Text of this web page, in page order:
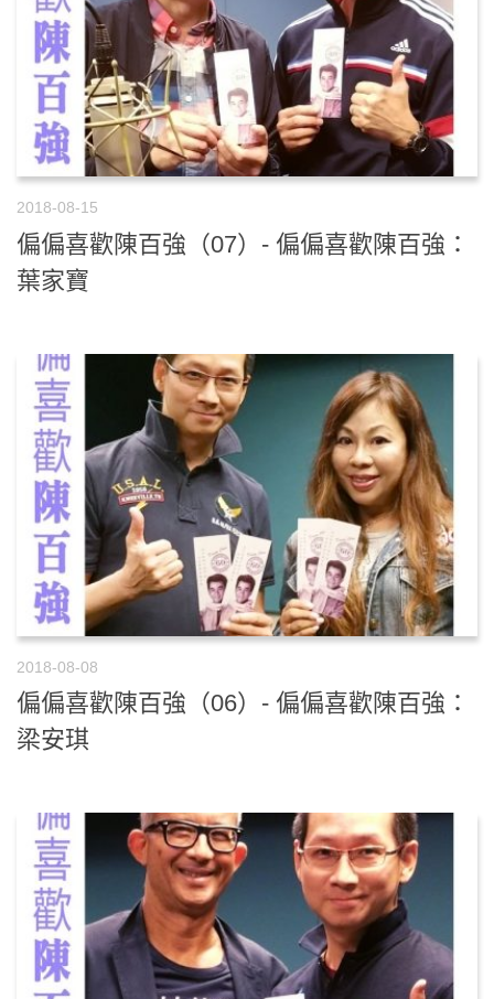
2018-08-15
偏偏喜歡陳百強（07）- 偏偏喜歡陳百強：
葉家寶
2018-08-08
偏偏喜歡陳百強（06）- 偏偏喜歡陳百強：
梁安琪